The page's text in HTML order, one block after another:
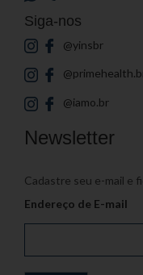
Siga-nos
@yinsbr
@iamo.br
Newsletter
Cadastre seu e-mail e
Endereço de E-mail